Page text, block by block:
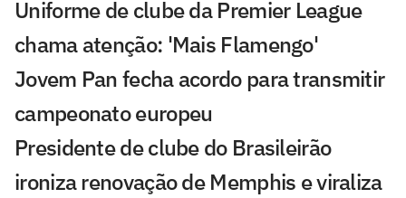
Uniforme de clube da Premier League
chama atenção: 'Mais Flamengo'
Jovem Pan fecha acordo para transmitir
campeonato europeu
Presidente de clube do Brasileirão
ironiza renovação de Memphis e viraliza